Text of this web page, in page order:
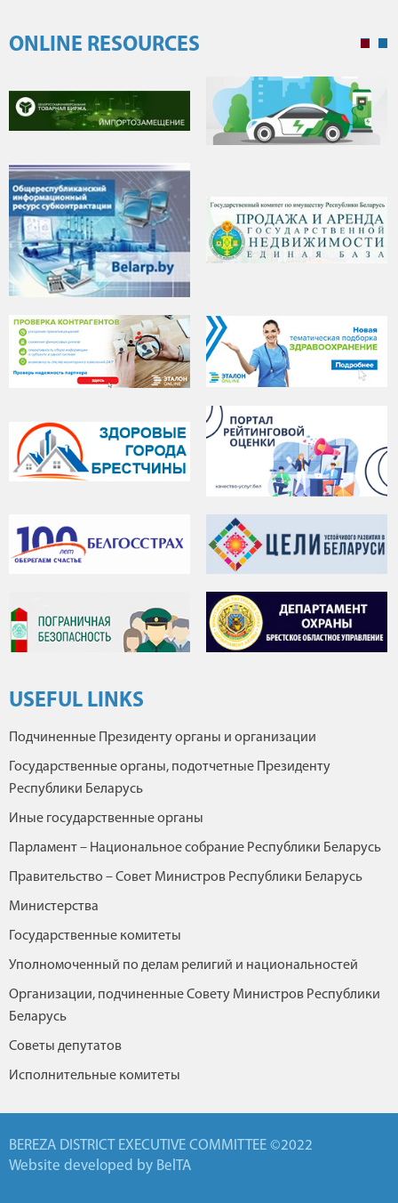
ONLINE RESOURCES
USEFUL LINKS
Подчиненные Президенту органы и организации
Государственные органы, подотчетные Президенту
Республики Беларусь
Иные государственные органы
Парламент – Национальное собрание Республики Беларусь
Правительство – Совет Министров Республики Беларусь
Министерства
Государственные комитеты
Уполномоченный по делам религий и национальностей
Организации, подчиненные Совету Министров Республики
Беларусь
Советы депутатов
Исполнительные комитеты
BEREZA DISTRICT EXECUTIVE COMMITTEE ©2022
Website developed by BelTA